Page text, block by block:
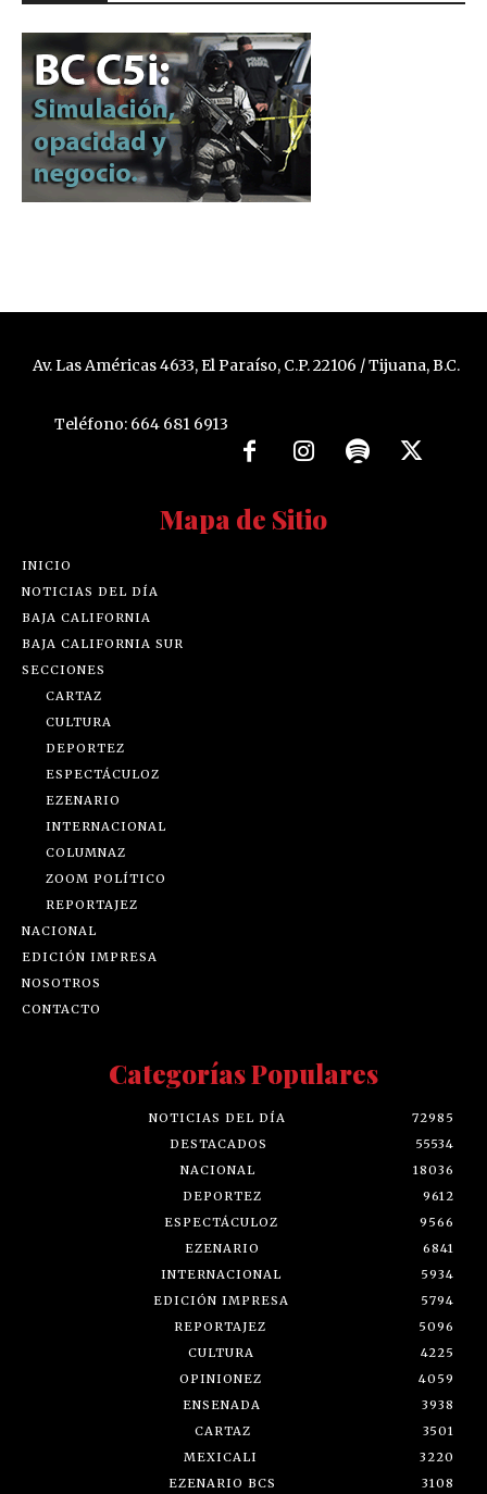
Av. Las Américas 4633, El Paraíso, C.P. 22106 / Tijuana, B.C.
Teléfono: 664 681 6913
Mapa de Sitio
INICIO
NOTICIAS DEL DÍA
BAJA CALIFORNIA
BAJA CALIFORNIA SUR
SECCIONES
CARTAZ
CULTURA
DEPORTEZ
ESPECTÁCULOZ
EZENARIO
INTERNACIONAL
COLUMNAZ
ZOOM POLÍTICO
REPORTAJEZ
NACIONAL
EDICIÓN IMPRESA
NOSOTROS
CONTACTO
Categorías Populares
NOTICIAS DEL DÍA
72985
DESTACADOS
55534
NACIONAL
18036
DEPORTEZ
9612
ESPECTÁCULOZ
9566
EZENARIO
6841
INTERNACIONAL
5934
EDICIÓN IMPRESA
5794
REPORTAJEZ
5096
CULTURA
4225
OPINIONEZ
4059
ENSENADA
3938
CARTAZ
3501
MEXICALI
3220
EZENARIO BCS
3108